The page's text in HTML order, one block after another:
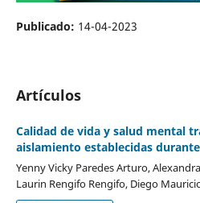
Publicado: 14-04-2023
Artículos
Calidad de vida y salud mental
aislamiento establecidas
Yenny Vicky Paredes Arturo,
Laurin Rengifo Rengifo, Diego